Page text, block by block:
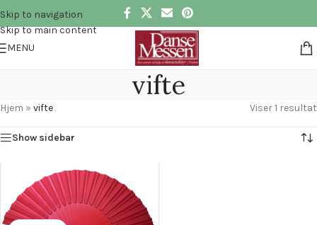
Skip to navigation
Skip to main content
MENU
vifte
Hjem » vifte Viser 1 resultat
Show sidebar